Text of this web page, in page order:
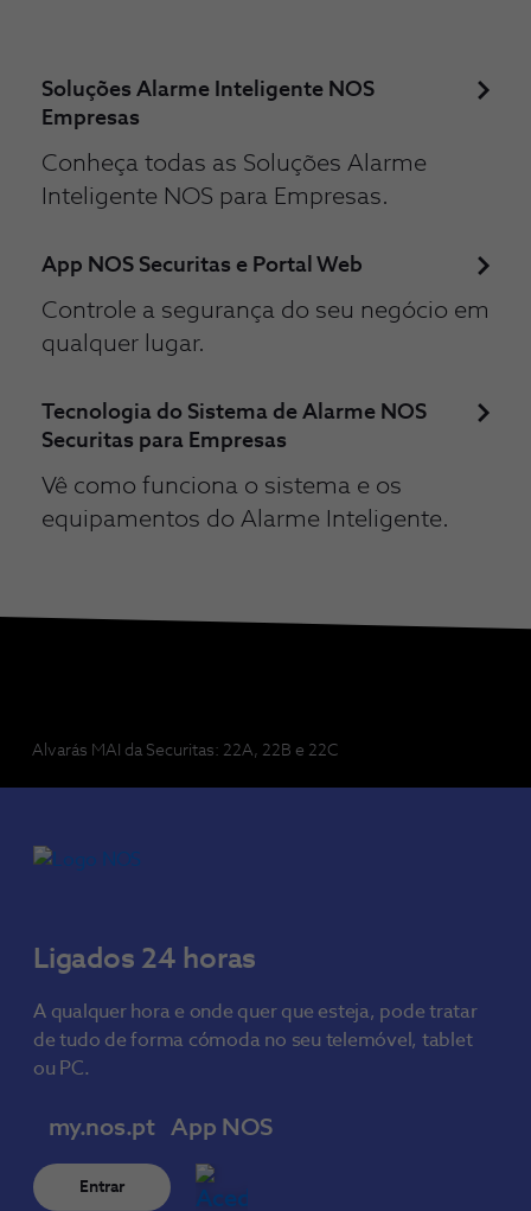
Soluções Alarme Inteligente NOS
Empresas
Conheça todas as Soluções Alarme
Inteligente NOS para Empresas.
App NOS Securitas e Portal Web
Controle a segurança do seu negócio em
qualquer lugar.
Tecnologia do Sistema de Alarme NOS
Securitas para Empresas
Vê como funciona o sistema e os
equipamentos do Alarme Inteligente.
Alvarás MAI da Securitas: 22A, 22B e 22C
Ligados 24 horas
A qualquer hora e onde quer que esteja, pode tratar
de tudo de forma cómoda no seu telemóvel, tablet
ou PC.
my.nos.pt
Entrar
App NOS